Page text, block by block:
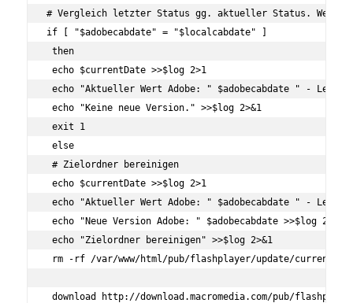
# Vergleich letzter Status gg. aktueller Status. Wenn
if [ "$adobecabdate" = "$localcabdate" ]
then
echo $currentDate >>$log 2>1
echo "Aktueller Wert Adobe: " $adobecabdate " -
echo "Keine neue Version." >>$log 2>&1
exit 1
else
# Zielordner bereinigen
echo $currentDate >>$log 2>1
echo "Aktueller Wert Adobe: " $adobecabdate " -
echo "Neue Version Adobe: " $adobecabdate >>$log 2>&1
echo "Zielordner bereinigen" >>$log 2>&1
rm -rf /var/www/html/pub/flashplayer/update/current/
download http://download.macromedia.com/pub/